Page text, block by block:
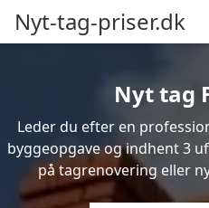
Nyt-tag-priser.dk
Nyt tag
Leder du efter en
byggeopgave og indhent 3
på tagrenovering eller